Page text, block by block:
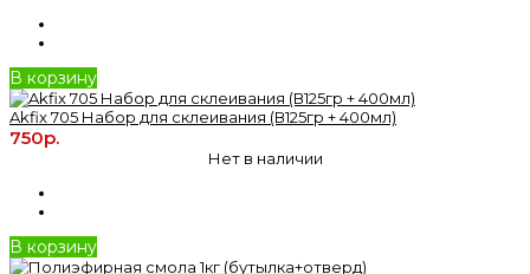
В корзину
Akfix 705 Набор для склеивания (В125гр + 400мл)
750р.
Нет в наличии
В корзину